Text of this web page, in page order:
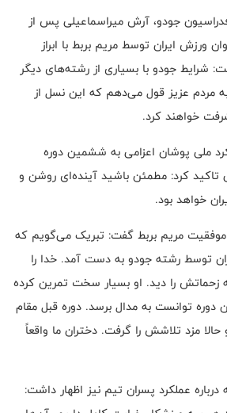
جودو، آرش میراسماعیلی پس از
ایران توسط مریم بربط با ابراز
شرایط جودو با بسیاری از رشته‌های دیگر
مردم عزیز قول می‌دهم که این نسل از
خواهند کرد.
ملی پوشان اعزامی به ششمین دوره
تاکید کرد: مطمئن باشید آینده‌ای روشن و
خواهد بود.
موفقیت مریم بربط گفت: تبریک می‌گویم که
توسط رشته جودو به دست آمد. خدا را
زحماتش را دید. او بسیار سخت تمرین کرده
دوره توانست به مدال برسد. دوره قبل مقام
مزد تلاشش را گرفت. دختران ما واقعاً
عملکرد پسران تیم نیز اظهار داشت: